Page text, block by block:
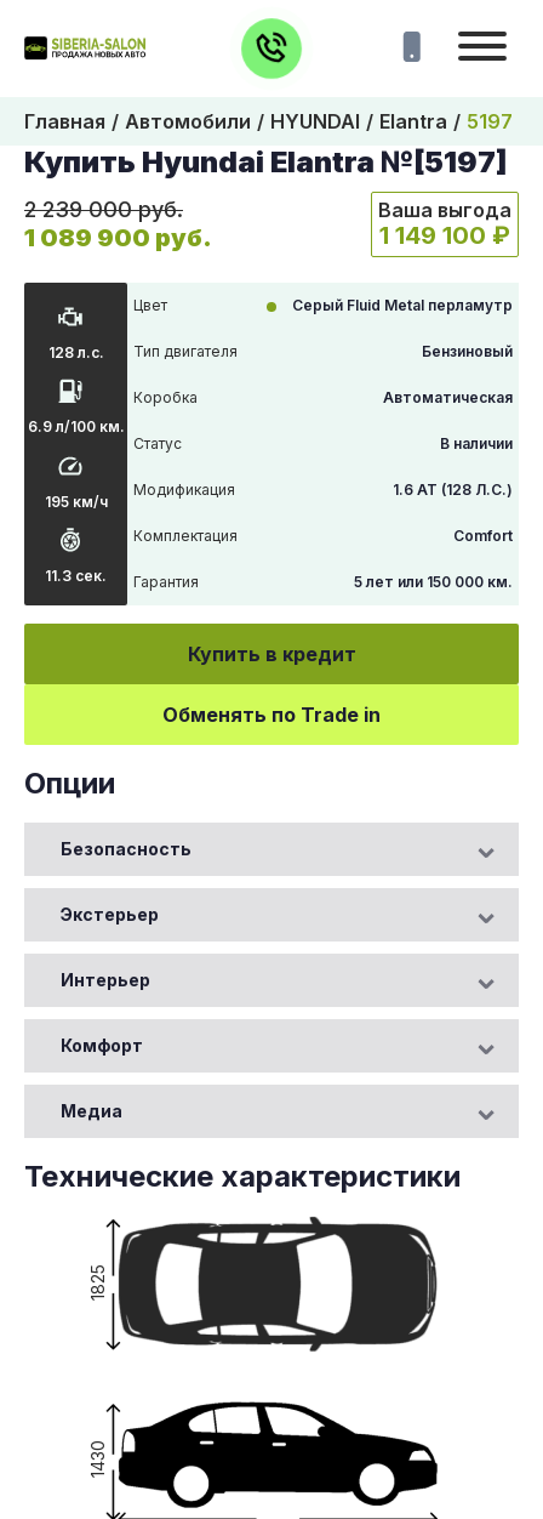
Главная Автомобили HYUNDAI Elantra 5197
Купить Hyundai Elantra №[5197]
2 239 000 руб.
1 089 900 руб.
Ваша выгода
1 149 100 ₽
128 л.с.
6.9 л/100 км.
195 км/ч
11.3 сек.
Цвет Серый Fluid Metal перламутр
Тип двигателя Бензиновый
Коробка Автоматическая
Статус В наличии
Модификация 1.6 AT (128 Л.С.)
Комплектация Comfort
Гарантия 5 лет или 150 000 км.
Купить в кредит
Обменять по Trade in
Опции
Безопасность
Экстерьер
Интерьер
Комфорт
Медиа
Технические характеристики
1430
1825